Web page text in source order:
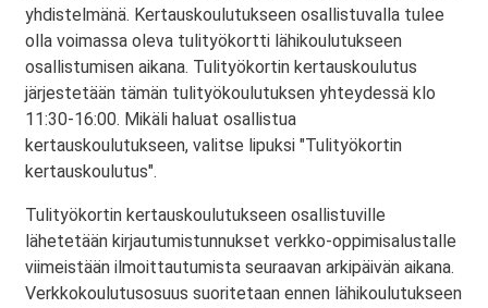
yhdistelmänä. Kertauskoulutukseen osallistuvalla tulee
olla voimassa oleva tulityökortti lähikoulutukseen
osallistumisen aikana. Tulityökortin kertauskoulutus
järjestetään tämän tulityökoulutuksen yhteydessä klo
11:30-16:00. Mikäli haluat osallistua
kertauskoulutukseen, valitse lipuksi "Tulityökortin
kertauskoulutus".
Tulityökortin kertauskoulutukseen osallistuville
lähetetään kirjautumistunnukset verkko-oppimisalustalle
viimeistään ilmoittautumista seuraavan arkipäivän aikana.
Verkkokoulutusosuus suoritetaan ennen lähikoulutukseen